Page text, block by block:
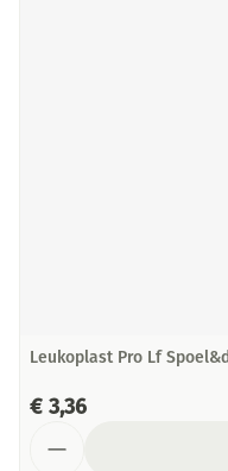
Leukoplast Pro Lf
€ 3,36